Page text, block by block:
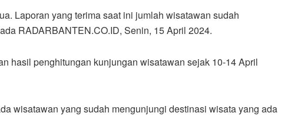
Laporan yang terima saat ini jumlah wisatawan sudah
RADARBANTEN.CO.ID, Senin, 15 April 2024.
hasil penghitungan kunjungan wisatawan sejak 10-14 April
wisatawan yang sudah mengunjungi destinasi wisata yang ada